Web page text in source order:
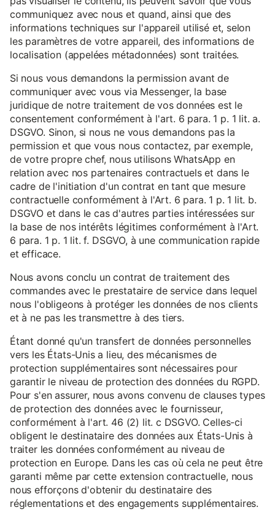
communiquez avec nous et quand, ainsi que des
informations techniques sur l'appareil utilisé et, selon
les paramètres de votre appareil, des informations de
localisation (appelées métadonnées) sont traitées.
Si nous vous demandons la permission avant de
communiquer avec vous via Messenger, la base
juridique de notre traitement de vos données est le
consentement conformément à l'art. 6 para. 1 p. 1 lit. a.
DSGVO. Sinon, si nous ne vous demandons pas la
permission et que vous nous contactez, par exemple,
de votre propre chef, nous utilisons WhatsApp en
relation avec nos partenaires contractuels et dans le
cadre de l'initiation d'un contrat en tant que mesure
contractuelle conformément à l'Art. 6 para. 1 p. 1 lit. b.
DSGVO et dans le cas d'autres parties intéressées sur
la base de nos intérêts légitimes conformément à l'Art.
6 para. 1 p. 1 lit. f. DSGVO, à une communication rapide
et efficace.
Nous avons conclu un contrat de traitement des
commandes avec le prestataire de service dans lequel
nous l'obligeons à protéger les données de nos clients
et à ne pas les transmettre à des tiers.
Étant donné qu'un transfert de données personnelles
vers les États-Unis a lieu, des mécanismes de
protection supplémentaires sont nécessaires pour
garantir le niveau de protection des données du RGPD.
Pour s'en assurer, nous avons convenu de clauses types
de protection des données avec le fournisseur,
conformément à l'art. 46 (2) lit. c DSGVO. Celles-ci
obligent le destinataire des données aux États-Unis à
traiter les données conformément au niveau de
protection en Europe. Dans les cas où cela ne peut être
garanti même par cette extension contractuelle, nous
nous efforçons d'obtenir du destinataire des
réglementations et des engagements supplémentaires.